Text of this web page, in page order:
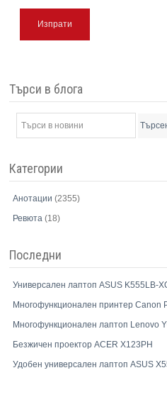
Изпрати
Търси в блога
Категории
Анотации(2355)
Ревюта(18)
Последни
Универсален лаптоп ASUS K555LB-
Многофункционален принтер Canon
Многофункционален лаптоп Lenovo
Безжичен проектор ACER X123PH
Удобен универсален лаптоп ASUS